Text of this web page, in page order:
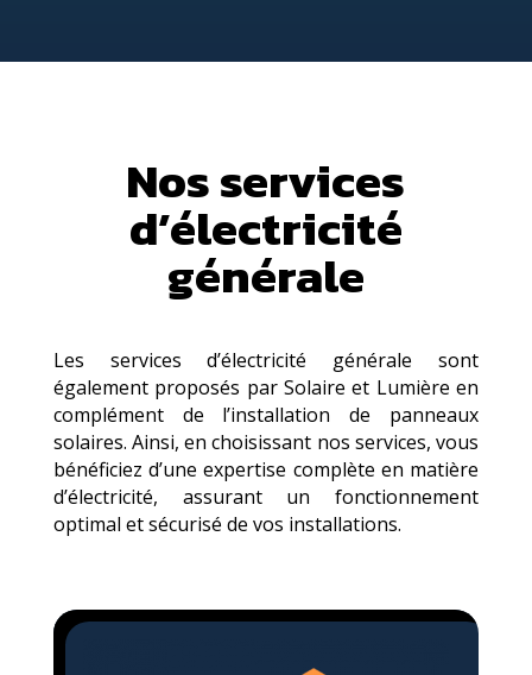
Nos services
d’électricité
générale
Les services d’électricité générale sont
également proposés par Solaire et Lumière en
complément de l’installation de panneaux
solaires. Ainsi, en choisissant nos services, vous
bénéficiez d’une expertise complète en matière
d’électricité, assurant un fonctionnement
optimal et sécurisé de vos installations.